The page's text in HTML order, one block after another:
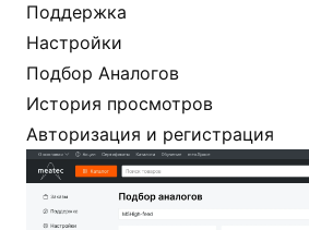
Поддержка
Настройки
Подбор Аналогов
История просмотров
Авторизация и регистрация